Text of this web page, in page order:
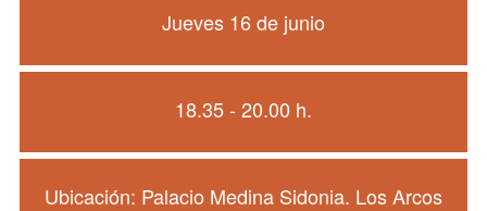
Jueves 16 de junio
18.35 - 20.00 h.
Ubicación: Palacio Medina Sidonia. Los Arcos